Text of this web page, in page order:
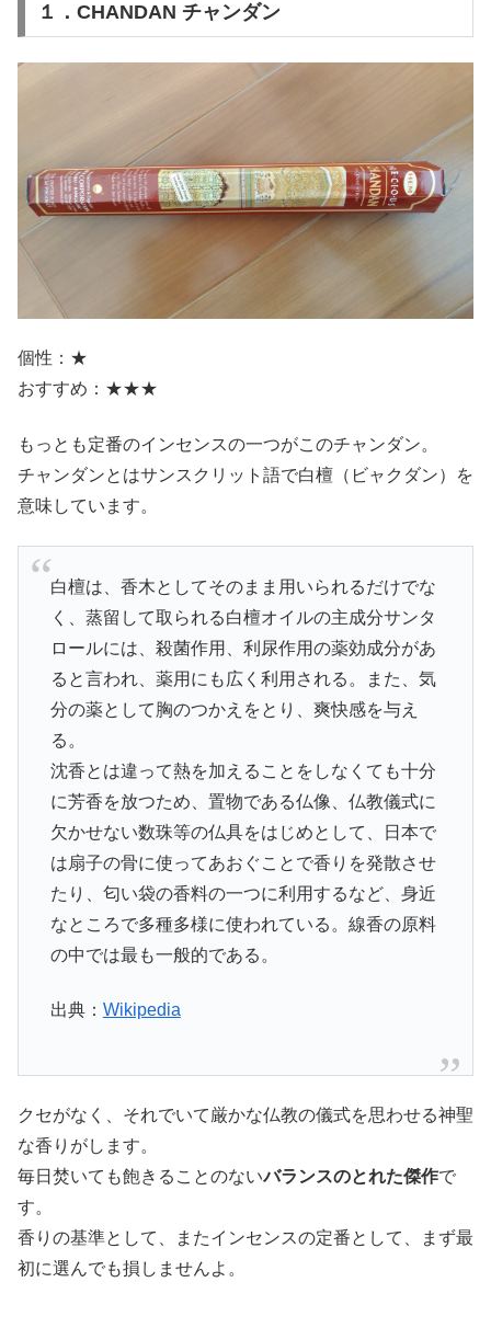
１．CHANDAN チャンダン
個性：★
おすすめ：★★★
もっとも定番のインセンスの一つがこのチャンダン。
チャンダンとはサンスクリット語で白檀（ビャクダン）を
意味しています。
白檀は、香木としてそのまま用いられるだけでな
く、蒸留して取られる白檀オイルの主成分サンタ
ロールには、殺菌作用、利尿作用の薬効成分があ
ると言われ、薬用にも広く利用される。また、気
分の薬として胸のつかえをとり、爽快感を与え
る。
沈香とは違って熱を加えることをしなくても十分
に芳香を放つため、置物である仏像、仏教儀式に
欠かせない数珠等の仏具をはじめとして、日本で
は扇子の骨に使ってあおぐことで香りを発散させ
たり、匂い袋の香料の一つに利用するなど、身近
なところで多種多様に使われている。線香の原料
の中では最も一般的である。
出典： Wikipedia
クセがなく、それでいて厳かな仏教の儀式を思わせる神聖
な香りがします。
毎日焚いても飽きることのないバランスのとれた傑作で
す。
香りの基準として、またインセンスの定番として、まず最
初に選んでも損しませんよ。